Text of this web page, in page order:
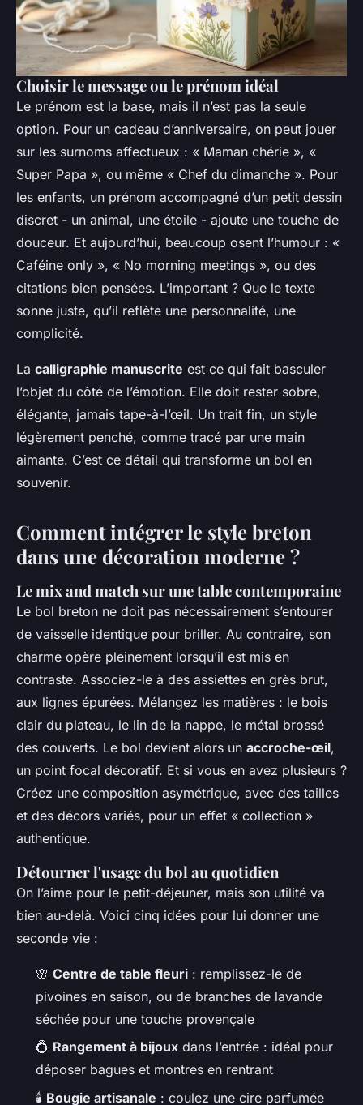
Choisir le message ou le prénom idéal
Le prénom est la base, mais il n’est pas la seule
option. Pour un cadeau d’anniversaire, on peut jouer
sur les surnoms affectueux : « Maman chérie », «
Super Papa », ou même « Chef du dimanche ». Pour
les enfants, un prénom accompagné d’un petit dessin
discret - un animal, une étoile - ajoute une touche de
douceur. Et aujourd’hui, beaucoup osent l’humour : «
Caféine only », « No morning meetings », ou des
citations bien pensées. L’important ? Que le texte
sonne juste, qu’il reflète une personnalité, une
complicité.
La calligraphie manuscrite est ce qui fait basculer
l’objet du côté de l’émotion. Elle doit rester sobre,
élégante, jamais tape-à-l’œil. Un trait fin, un style
légèrement penché, comme tracé par une main
aimante. C’est ce détail qui transforme un bol en
souvenir.
Comment intégrer le style breton
dans une décoration moderne ?
Le mix and match sur une table contemporaine
Le bol breton ne doit pas nécessairement s’entourer
de vaisselle identique pour briller. Au contraire, son
charme opère pleinement lorsqu’il est mis en
contraste. Associez-le à des assiettes en grès brut,
aux lignes épurées. Mélangez les matières : le bois
clair du plateau, le lin de la nappe, le métal brossé
des couverts. Le bol devient alors un accroche-œil,
un point focal décoratif. Et si vous en avez plusieurs ?
Créez une composition asymétrique, avec des tailles
et des décors variés, pour un effet « collection »
authentique.
Détourner l'usage du bol au quotidien
On l’aime pour le petit-déjeuner, mais son utilité va
bien au-delà. Voici cinq idées pour lui donner une
seconde vie :
🌸 Centre de table fleuri : remplissez-le de
pivoines en saison, ou de branches de lavande
séchée pour une touche provençale
💍 Rangement à bijoux dans l’entrée : idéal pour
déposer bagues et montres en rentrant
🕯️ Bougie artisanale : coulez une cire parfumée